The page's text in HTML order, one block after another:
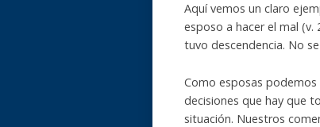
Aquí vemos un claro
esposo a hacer el mal (v.
tuvo descendencia. No
Como esposas podemos
decisiones que hay que
situación. Nuestros